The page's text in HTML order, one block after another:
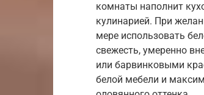
комнаты наполнит
кулинарией. При
мере использовать
свежесть, умеренно
или барвинковыми
белой мебели и